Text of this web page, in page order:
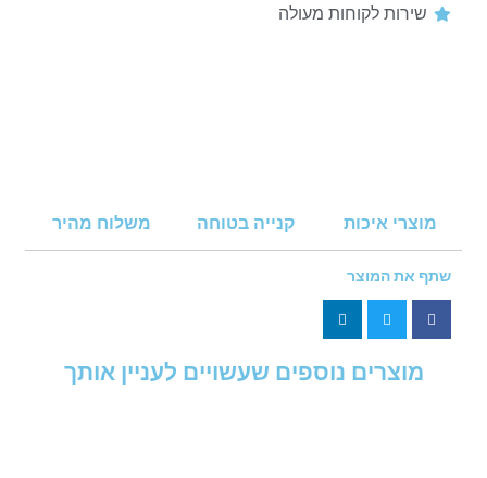
שירות לקוחות מעולה
מוצרי איכות קנייה בטוחה משלוח מהיר
שתף את המוצר
מוצרים נוספים שעשויים לעניין אותך